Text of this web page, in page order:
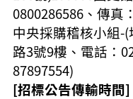
0800286586、傳真
中央採購稽核小組-
路3號9樓、電話：
87897554)
[招標公告傳輸時間]